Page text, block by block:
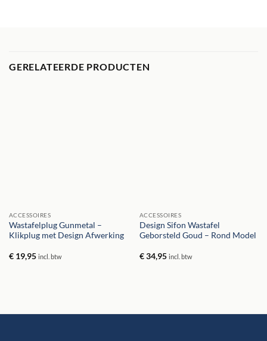
GERELATEERDE PRODUCTEN
ACCESSOIRES
Wastafelplug Gunmetal –
Klikplug met Design Afwerking
€19,95 incl. btw
ACCESSOIRES
Design Sifon Wastafel
Geborsteld Goud – Rond Model
€34,95 incl. btw